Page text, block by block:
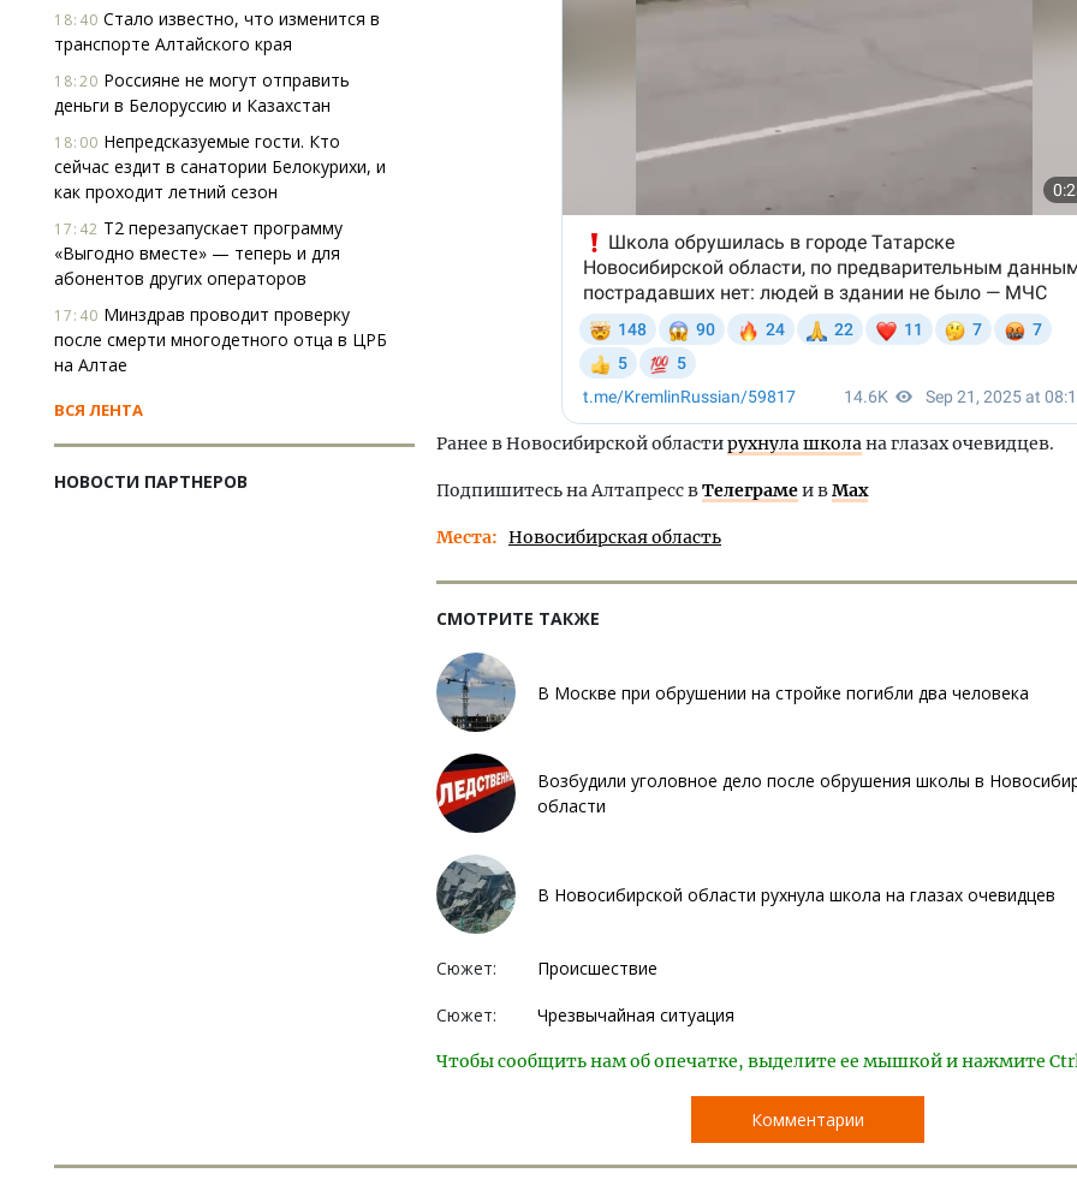
18:40 Стало известно, что изменится в
транспорте Алтайского края
18:20 Россияне не могут отправить
деньги в Белоруссию и Казахстан
18:00 Непредсказуемые гости. Кто
сейчас ездит в санатории Белокурихи, и
как проходит летний сезон
17:42 Т2 перезапускает программу
«Выгодно вместе» — теперь и для
абонентов других операторов
17:40 Минздрав проводит проверку
после смерти многодетного отца в ЦРБ
на Алтае
ВСЯ ЛЕНТА
НОВОСТИ ПАРТНЕРОВ
Ранее в Новосибирской областирухнула школана глазах очевидцев.
Подпишитесь на Алтапресс вТелеграмеи вMax
Места Новосибирская область
СМОТРИТЕ ТАКЖЕ
В Москве при обрушении на стройке погибли два человека
Возбудили уголовное дело после обрушения школы в
области
В Новосибирской области рухнула школа на глазах очевидцев
Сюжет: Происшествие
Сюжет: Чрезвычайная ситуация
Чтобы сообщить нам об опечатке, выделите ее мышкой и нажмите
Комментарии